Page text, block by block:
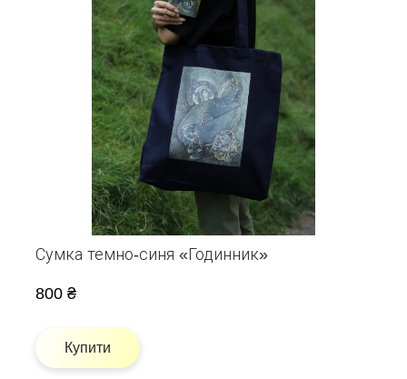
Сумка темно-синя «Годинник»
800 ₴
Купити